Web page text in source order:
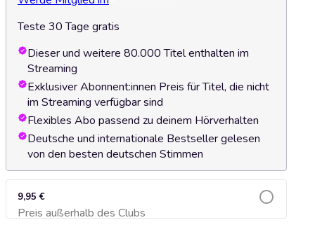
Teste 30 Tage gratis
Dieser und weitere 80.000 Titel enthalten im
Streaming
Exklusiver Abonnent:innen Preis für Titel, die nicht
im Streaming verfügbar sind
Flexibles Abo passend zu deinem Hörverhalten
Deutsche und internationale Bestseller gelesen
von den besten deutschen Stimmen
9,95 €
Preis außerhalb des ClubsZum Warenkorb hinzufügen